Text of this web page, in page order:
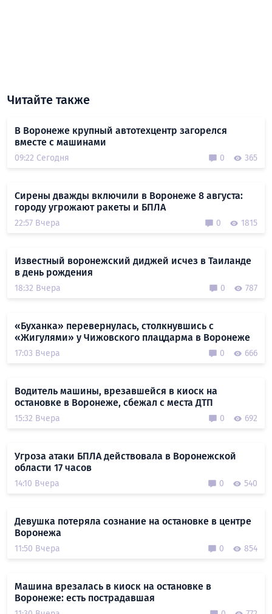
Читайте также
В Воронеже крупный автотехцентр загорелся
вместе с машинами
09:22 Сегодня 0 365
Сирены дважды включили в Воронеже 8 августа:
городу угрожают ракеты и БПЛА
22:57 Вчера 0 1815
Известный воронежский диджей исчез в Таиланде
в день рождения
18:32 Вчера 0 787
«Буханка» перевернулась, столкнувшись с
«Жигулями» у Чижовского плацдарма в Воронеже
17:03 Вчера 0 666
Водитель машины, врезавшейся в киоск на
остановке в Воронеже, сбежал с места ДТП
15:32 Вчера 0 692
Угроза атаки БПЛА действовала в Воронежской
области 17 часов
14:10 Вчера 0 540
Девушка потеряла сознание на остановке в центре
Воронежа
11:50 Вчера 0 854
Машина врезалась в киоск на остановке в
Воронеже: есть пострадавшая